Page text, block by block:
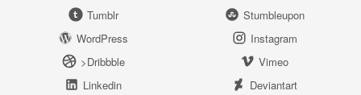
Tumblr
Stumbleupon
WordPress
Instagram
>Dribbble
Vimeo
Linkedin
Deviantart